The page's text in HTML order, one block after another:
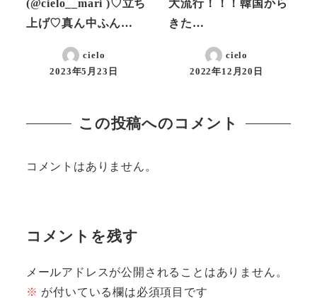
(@cielo__mari )♡立ち
上げ♡真ん中ふん…
cielo
投稿日
2023年5月23日
大流行！！！韓国から
きた…
cielo
投稿日
2022年12月20日
この投稿へのコメント
コメントはありません。
コメントを残す
メールアドレスが公開されることはありません。
※ が付いている欄は必須項目です